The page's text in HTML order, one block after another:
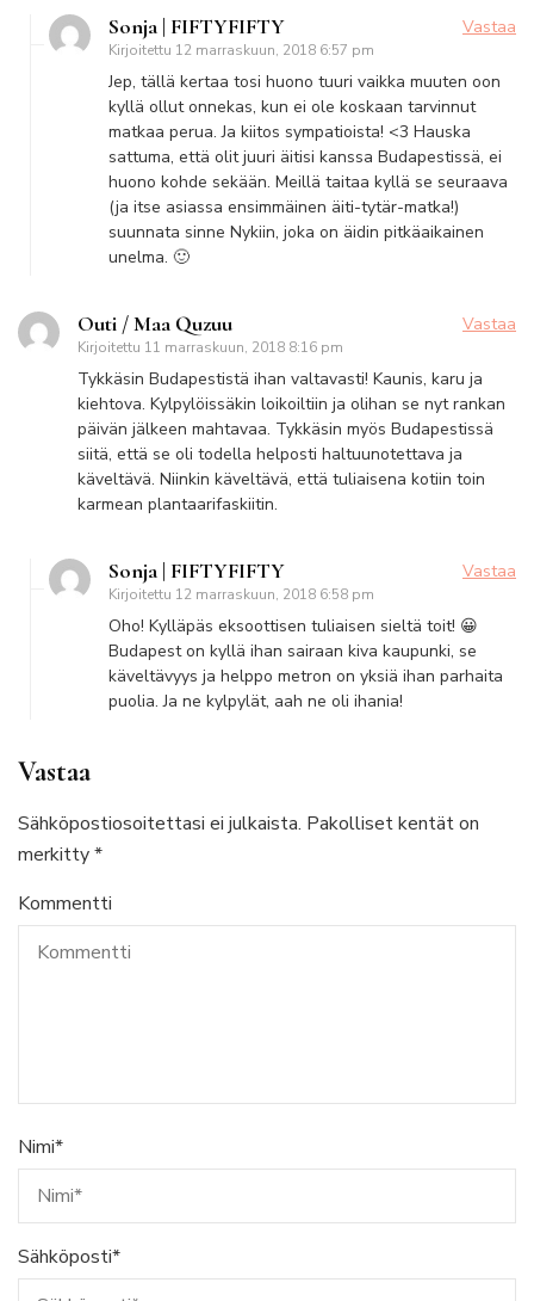
Sonja | FIFTYFIFTY
Kirjoitettu 12 marraskuun, 2018 6:57 pm
Vastaa
Jep, tällä kertaa tosi huono tuuri vaikka muuten oon
kyllä ollut onnekas, kun ei ole koskaan tarvinnut
matkaa perua. Ja kiitos sympatioista! <3 Hauska
sattuma, että olit juuri äitisi kanssa Budapestissä, ei
huono kohde sekään. Meillä taitaa kyllä se seuraava
(ja itse asiassa ensimmäinen äiti-tytär-matka!)
suunnata sinne Nykiin, joka on äidin pitkäaikainen
unelma. 🙂
Outi / Maa Quzuu
Kirjoitettu 11 marraskuun, 2018 8:16 pm
Vastaa
Tykkäsin Budapestistä ihan valtavasti! Kaunis, karu ja
kiehtova. Kylpylöissäkin loikoiltiin ja olihan se nyt rankan
päivän jälkeen mahtavaa. Tykkäsin myös Budapestissä
siitä, että se oli todella helposti haltuunotettava ja
käveltävä. Niinkin käveltävä, että tuliaisena kotiin toin
karmean plantaarifaskiitin.
Sonja | FIFTYFIFTY
Kirjoitettu 12 marraskuun, 2018 6:58 pm
Vastaa
Oho! Kylläpäs eksoottisen tuliaisen sieltä toit! 😀
Budapest on kyllä ihan sairaan kiva kaupunki, se
käveltävyys ja helppo metron on yksiä ihan parhaita
puolia. Ja ne kylpylät, aah ne oli ihania!
Vastaa
Sähköpostiosoitettasi ei julkaista. Pakolliset kentät on
merkitty*
Kommentti
Nimi*
Sähköposti*